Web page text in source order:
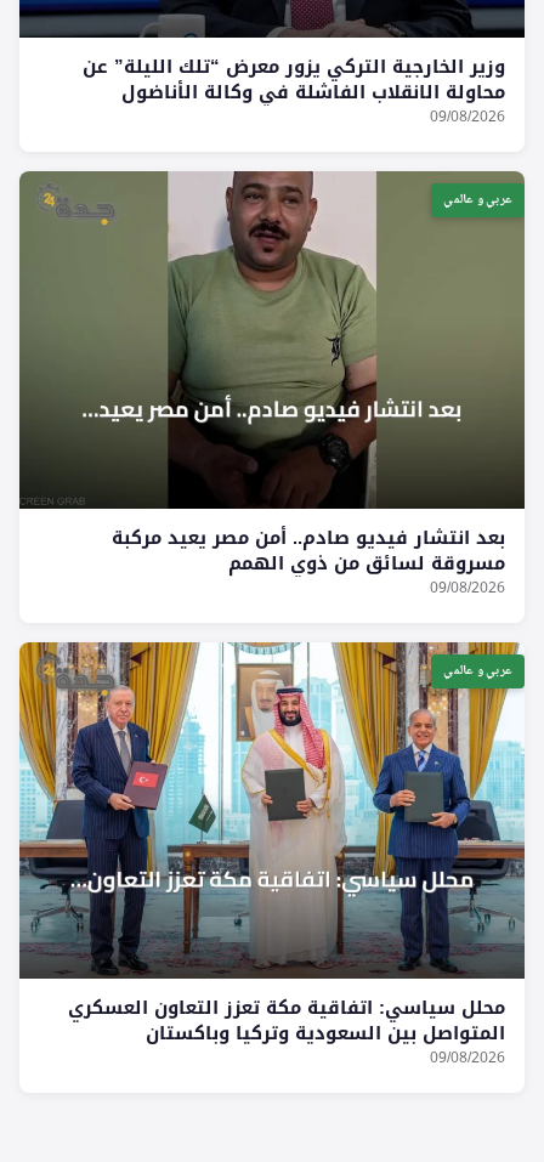
وزير الخارجية التركي يزور معرض “تلك الليلة” عن
محاولة الانقلاب الفاشلة في وكالة الأناضول
09/08/2026
عربي و عالمي
بعد انتشار فيديو صادم.. أمن مصر يعيد مركبة
مسروقة لسائق من ذوي الهمم
09/08/2026
عربي و عالمي
محلل سياسي: اتفاقية مكة تعزز التعاون العسكري
المتواصل بين السعودية وتركيا وباكستان
09/08/2026